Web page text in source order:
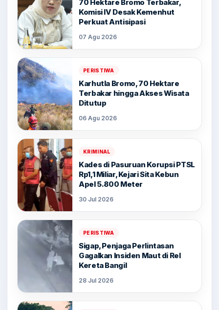
70 Hektare Bromo Terbakar,
Komisi IV Desak Kemenhut
Perkuat Antisipasi
07 Agu 2026
PERISTIWA
Karhutla Bromo, 70 Hektare
Terbakar hingga Akses Wisata
Ditutup
06 Agu 2026
KRIMINAL
Kades di Pasuruan Korupsi PTSL
Rp1,1 Miliar, Kejari Sita Kebun
Apel 5.800 Meter
30 Jul 2026
PERISTIWA
Sigap, Penjaga Perlintasan
Gagalkan Insiden Maut di Rel
Kereta Bangil
28 Jul 2026